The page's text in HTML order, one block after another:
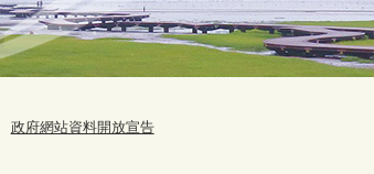
政府網站資料開放宣告